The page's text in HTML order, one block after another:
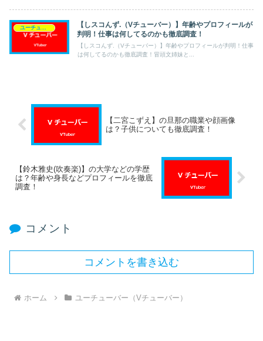
ユーチューバー（Vチューバー）
【しスコんず.（Vチューバー）】年齢やプロフィールが
判明！仕事は何してるのかも徹底調査！
【しスコんず.（Vチューバー）】年齢やプロフィールが判明！仕事
は何してるのかも徹底調査！冒頭文姉妹と...
【二宮こずえ】の旦那の職業や顔画像
は？子供についても徹底調査！
【鈴木雅史(吹奏楽)】の大学などの学歴
は？年齢や身長などプロフィールを徹底
調査！
コメント
コメントを書き込む
ホーム ユーチューバー（Vチューバー）